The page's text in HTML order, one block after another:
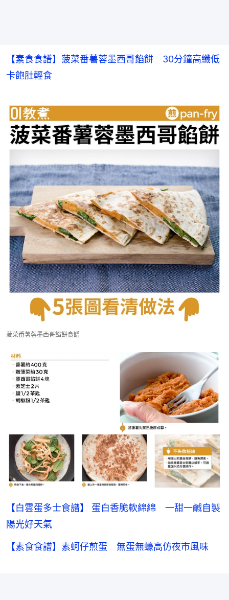
【素食食譜】菠菜番薯蓉墨西哥餡餅　30分鐘高纖低
卡飽肚輕食
菠菜番薯蓉墨西哥餡餅食譜
【白雲蛋多士食譜】 蛋白香脆軟綿綿 一甜一鹹自製
陽光好天氣
【素食食譜】素蚵仔煎蛋 無蛋無蠔高仿夜市風味